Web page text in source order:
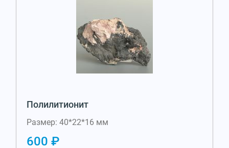
Полилитионит
Размер: 40*22*16 мм
600 ₽